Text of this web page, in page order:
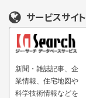
サービスサイト
新聞・雑誌記事、企
業情報、住宅地図や
科学技術情報などを